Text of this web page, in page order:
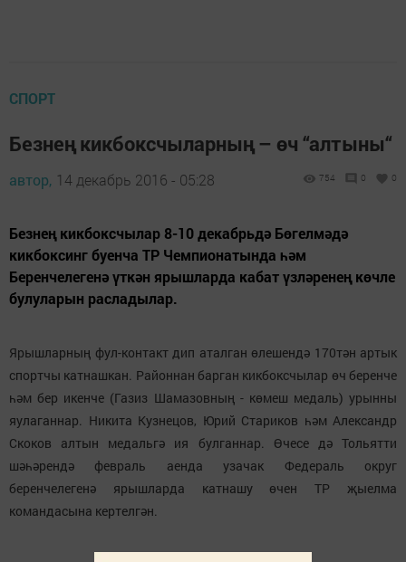
СПОРТ
Безнең кикбоксчыларның – өч “алтыны“
автор, 14 декабрь 2016 - 05:28 754 0 0
Безнең кикбоксчылар 8-10 декабрьдә Бөгелмәдә
кикбоксинг буенча ТР Чемпионатында һәм
Беренчелегенә үткән ярышларда кабат үзләренең көчле
булуларын расладылар.
Ярышларның фул-контакт дип аталган өлешендә 170тән артык
спортчы катнашкан. Районнан барган кикбоксчылар өч беренче
һәм бер икенче (Газиз Шамазовның - көмеш медаль) урынны
яулаганнар. Никита Кузнецов, Юрий Стариков һәм Александр
Скоков алтын медальгә ия булганнар. Өчесе дә Тольятти
шәһәрендә февраль аенда узачак Федераль округ
беренчелегенә ярышларда катнашу өчен ТР җыелма
командасына кертелгән.